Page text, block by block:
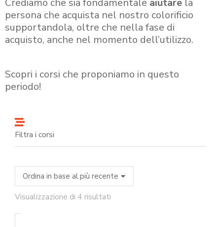
Crediamo che sia fondamentale aiutare la
persona che acquista nel nostro colorificio
supportandola, oltre che nella fase di
acquisto, anche nel momento dell’utilizzo.
Scopri i corsi che proponiamo in questo
periodo!
Filtra i corsi
Visualizzazione di 4 risultati